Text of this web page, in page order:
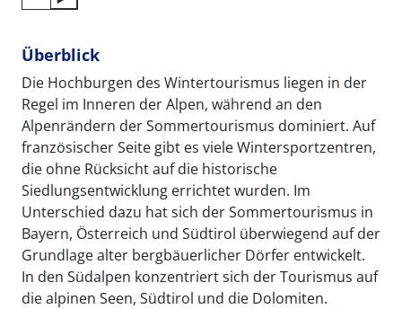
Überblick
Die Hochburgen des Wintertourismus liegen in der
Regel im Inneren der Alpen, während an den
Alpenrändern der Sommertourismus dominiert. Auf
französischer Seite gibt es viele Wintersportzentren,
die ohne Rücksicht auf die historische
Siedlungsentwicklung errichtet wurden. Im
Unterschied dazu hat sich der Sommertourismus in
Bayern, Österreich und Südtirol überwiegend auf der
Grundlage alter bergbäuerlicher Dörfer entwickelt.
In den Südalpen konzentriert sich der Tourismus auf
die alpinen Seen, Südtirol und die Dolomiten.